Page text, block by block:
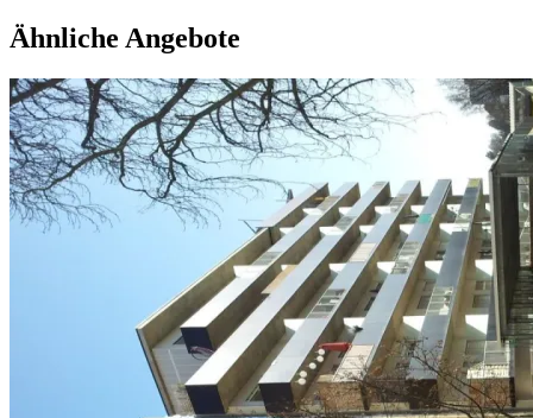
Ähnliche Angebote